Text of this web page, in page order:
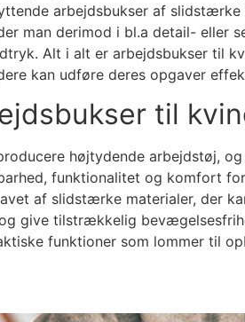
arbejdsbukser af
man derimod i bl.a detail- eller
Alt i alt er arbejdsbukser til
kan udføre deres opgaver
til
højtydende arbejdstøj,
funktionalitet og komfort
af slidstærke materialer, der
give tilstrækkelig
funktioner som lommer til